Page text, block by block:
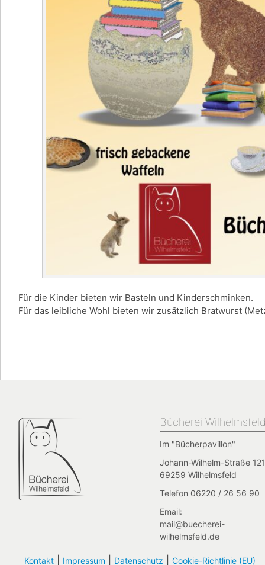
Für die Kinder bieten wir Basteln und Kinderschminken.
Für das leibliche Wohl bieten wir zusätzlich Bratwurst
Bücherei
Im "Bücherpavillon"
Johann-Wilhelm-Straße
69259 Wilhelmsfeld
Telefon 06220 / 26 56 90
Email:
mail@buecherei-
wilhelmsfeld.de
Kontakt| Impressum Datenschutz Cookie-Richtlinie (EU)